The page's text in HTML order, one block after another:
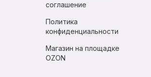
соглашение
Политика
конфиденциальности
Магазин на площадке
OZON